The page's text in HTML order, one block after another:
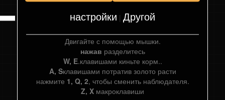
настройки | Другой
Двигайте с помощью мышки.
нажав разделитесь
W, E.клавишами киньте корм..
A, Sклавишами потратив золото расти
нажмите 1, Q, 2, чтобы сменить наблюдателя.
Z, X макроклавиши